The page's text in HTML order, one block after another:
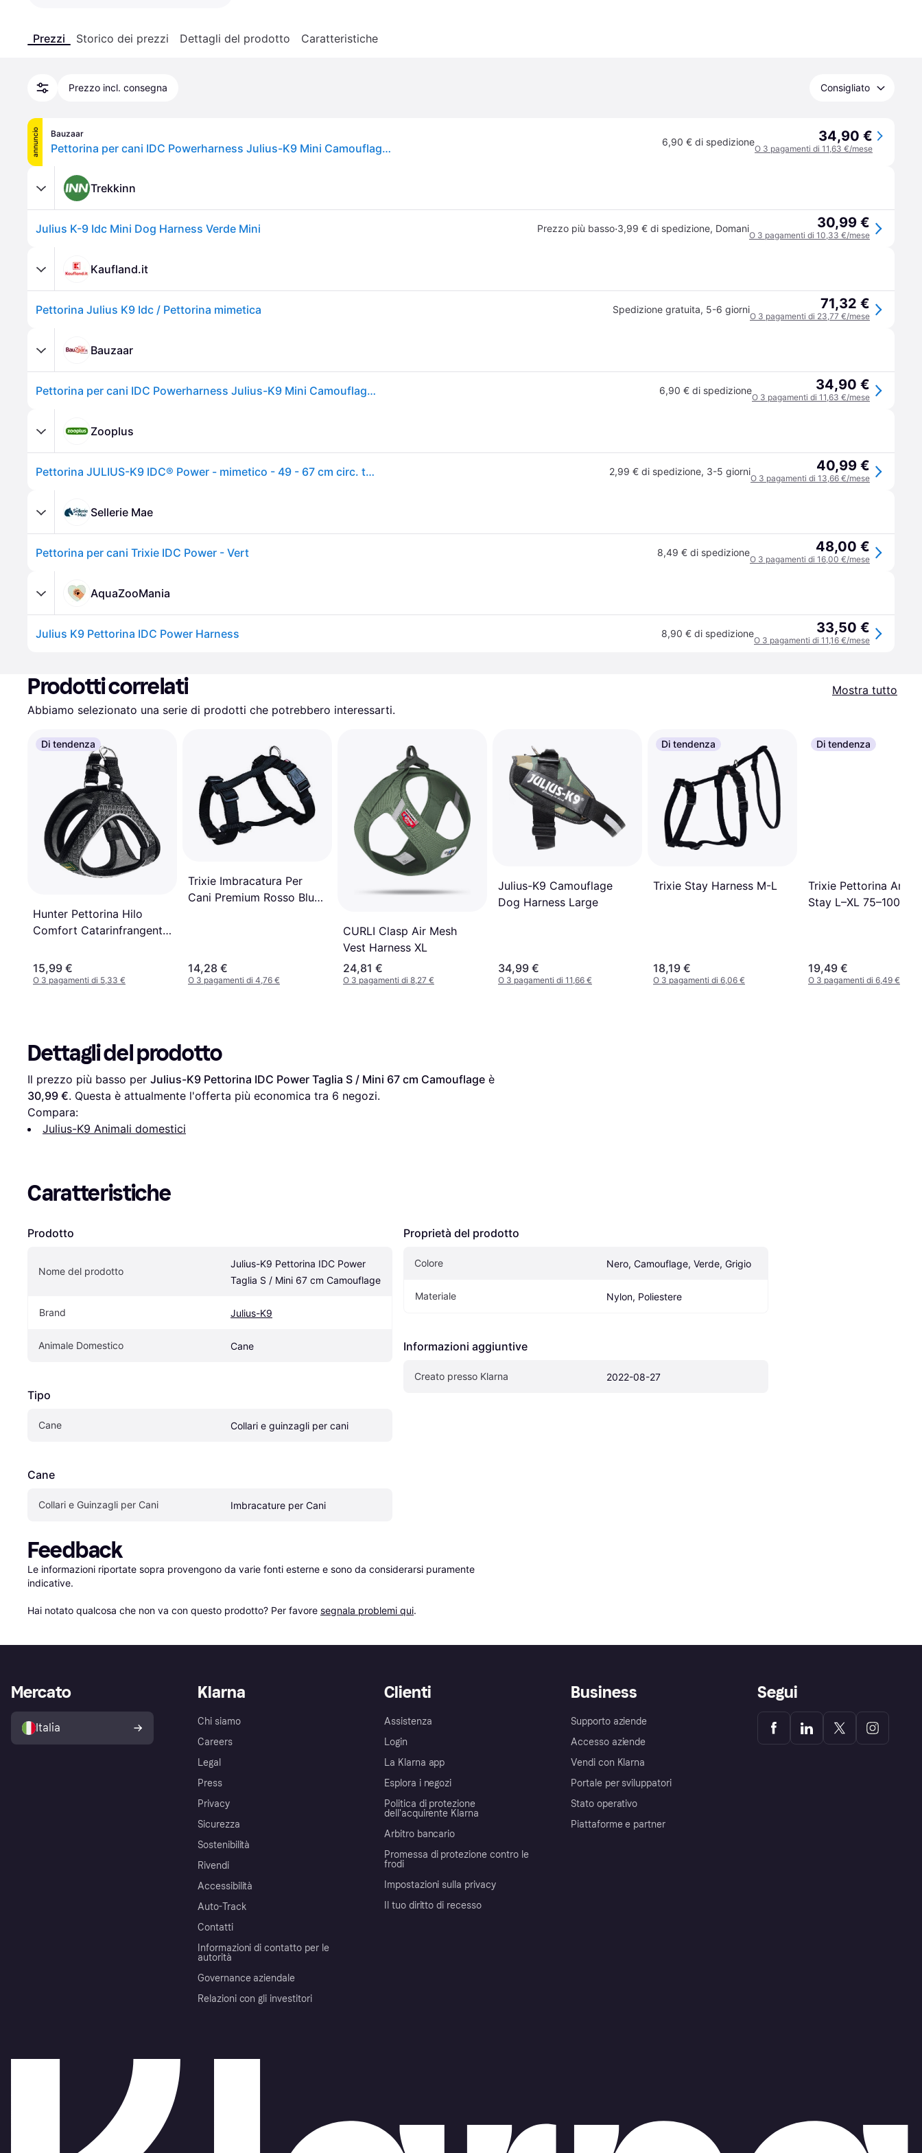
Prezzi Storico dei prezzi Dettagli del prodotto Caratteristiche
Prezzo incl. consegna Consigliato
annuncio Bauzaar
Pettorina per cani IDC Powerharness Julius-K9 Mini Camouflage - 1° ORDINE? scegli tra BZR5 - BZR20 + 200 pt fedeltà 6,90 € di spedizione 34,90 €
O 3 pagamenti di 11,63 €/mese
Trekkinn
Julius K-9 Idc Mini Dog Harness Verde Mini Prezzo più basso·3,99 € di spedizione, Domani 30,99 €
O 3 pagamenti di 10,33 €/mese
Kaufland.it
Pettorina Julius K9 Idc / Pettorina mimetica Spedizione gratuita, 5-6 giorni 71,32 €
O 3 pagamenti di 23,77 €/mese
Bauzaar
Pettorina per cani IDC Powerharness Julius-K9 Mini Camouflage - 1° ORDINE? scegli tra BZR5 - BZR20 + 200 pt fedeltà 6,90 € di spedizione 34,90 €
O 3 pagamenti di 11,63 €/mese
Zooplus
Pettorina JULIUS-K9 IDC® Power - mimetico - 49 - 67 cm circ. torace 2,99 € di spedizione, 3-5 giorni 40,99 €
O 3 pagamenti di 13,66 €/mese
Sellerie Mae
Pettorina per cani Trixie IDC Power - Vert 8,49 € di spedizione 48,00 €
O 3 pagamenti di 16,00 €/mese
AquaZooMania
Julius K9 Pettorina IDC Power Harness 8,90 € di spedizione 33,50 €
O 3 pagamenti di 11,16 €/mese
Prodotti correlati
Mostra tutto
Abbiamo selezionato una serie di prodotti che potrebbero interessarti.
Di tendenza
Hunter Pettorina Hilo
Comfort Catarinfrangente
15,99 €
O 3 pagamenti di 5,33 €
Trixie Imbracatura Per
Cani Premium Rosso Blu
14,28 €
O 3 pagamenti di 4,76 €
CURLI Clasp Air Mesh
Vest Harness XL
24,81 €
O 3 pagamenti di 8,27 €
Julius-K9 Camouflage
Dog Harness Large
34,99 €
O 3 pagamenti di 11,66 €
Di tendenza
Trixie Stay Harness M-L
18,19 €
O 3 pagamenti di 6,06 €
Di tendenza
Trixie Pettorina
Stay L–XL 75–100
19,49 €
O 3 pagamenti di 6,49 €
Dettagli del prodotto
Il prezzo più basso per Julius-K9 Pettorina IDC Power Taglia S / Mini 67 cm Camouflage
30,99 €. Questa è attualmente l'offerta più economica tra 6 negozi.
Compara:
Julius-K9 Animali domestici
Caratteristiche
Prodotto
Nome del prodotto
Julius-K9 Pettorina IDC Power
Taglia S / Mini 67 cm Camouflage
Brand Julius-K9
Animale Domestico Cane
Tipo
Cane Collari e guinzagli per cani
Cane
Collari e Guinzagli per Cani Imbracature per Cani
Proprietà del prodotto
Colore Nero, Camouflage, Verde, Grigio
Materiale Nylon, Poliestere
Informazioni aggiuntive
Creato presso Klarna 2022-08-27
Feedback
Le informazioni riportate sopra provengono da varie fonti esterne e sono da considerarsi puramente
indicative.
Hai notato qualcosa che non va con questo prodotto? Per favore segnala problemi qui.
Klarna
Chi siamo
Careers
Legal
Press
Privacy
Sicurezza
Sostenibilità
Rivendi
Accessibilità
Auto-Track
Contatti
Informazioni di contatto per le
autorità
Governance aziendale
Relazioni con gli investitori
Clienti
Assistenza
Login
La Klarna app
Esplora i negozi
Politica di protezione
dell'acquirente Klarna
Arbitro bancario
Promessa di protezione contro le
frodi
Impostazioni sulla privacy
Il tuo diritto di recesso
Business
Supporto aziende
Accesso aziende
Vendi con Klarna
Portale per sviluppatori
Stato operativo
Piattaforme e partner
Mercato
Italia
Segui